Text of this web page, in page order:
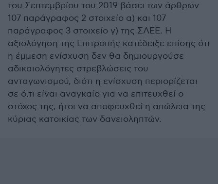
του Σεπτεμβρίου του 2019 βάσει των άρθρων
107 παράγραφος 2 στοιχείο α) και 107
παράγραφος 3 στοιχείο γ) της ΣΛΕΕ. Η
αξιολόγηση της Επιτροπής κατέδειξε επίσης ότι
η έμμεση ενίσχυση δεν θα δημιουργούσε
αδικαιολόγητες στρεβλώσεις του
ανταγωνισμού, διότι η ενίσχυση περιορίζεται
σε ό,τι είναι αναγκαίο για να επιτευχθεί ο
στόχος της, ήτοι να αποφευχθεί η απώλεια της
κύριας κατοικίας των δανειοληπτών.